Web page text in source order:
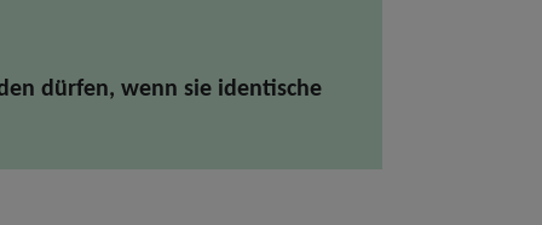
dürfen, wenn sie identische